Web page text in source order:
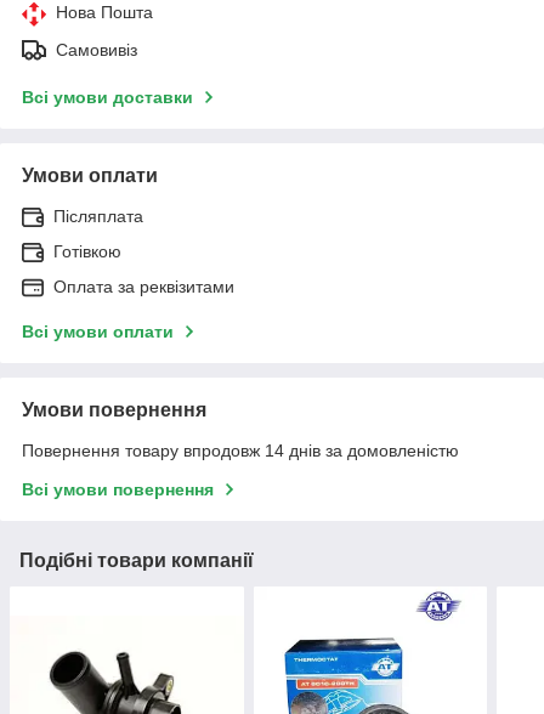
Нова Пошта
Самовивіз
Всі умови доставки
Умови оплати
Післяплата
Готівкою
Оплата за реквізитами
Всі умови оплати
Умови повернення
Повернення товару впродовж 14 днів за домовленістю
Всі умови повернення
Подібні товари компанії